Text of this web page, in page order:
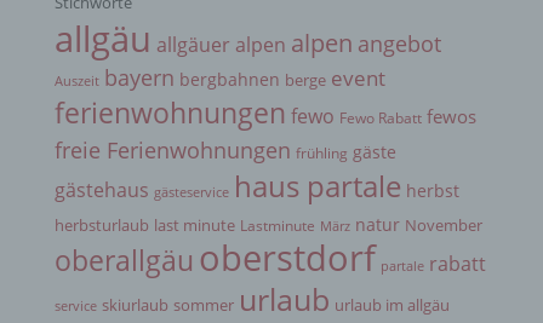
allgäu allgäuer alpen alpen angebot
Auszeit bayern bergbahnen berge event
ferienwohnungen fewo Fewo Rabatt fewos
freie Ferienwohnungen frühling gäste
gästehaus gästeservice haus partale herbst
herbsturlaub last minute Lastminute März natur November
oberallgäu oberstdorf partale rabatt
service skiurlaub sommer urlaub urlaub im allgäu
g) Verantwortlicher oder für die Verarbeitung
Verantwortlicher
Verantwortlicher oder für die Verarbeitung
Verantwortlicher ist die natürliche oder juristische
Person, Behörde, Einrichtung oder andere Stelle,
die allein oder gemeinsam mit anderen über die
Zwecke und Mittel der Verarbeitung von
personenbezogenen Daten entscheidet. Sind die
Zwecke und Mittel dieser Verarbeitung durch das
Unionsrecht oder das Recht der Mitgliedstaaten